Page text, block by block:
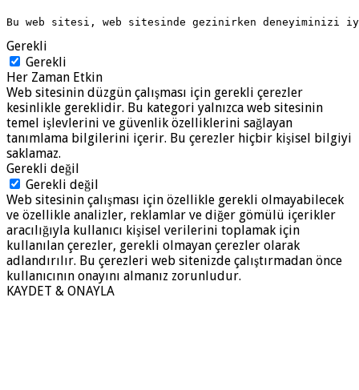
Bu web sitesi, web sitesinde gezinirken deneyiminizi
Gerekli
Gerekli
Her Zaman Etkin
Web sitesinin düzgün çalışması için gerekli çerezler
kesinlikle gereklidir. Bu kategori yalnızca web sitesinin
temel işlevlerini ve güvenlik özelliklerini sağlayan
tanımlama bilgilerini içerir. Bu çerezler hiçbir kişisel bilgiyi
saklamaz.
Gerekli değil
Gerekli değil
Web sitesinin çalışması için özellikle gerekli olmayabilecek
ve özellikle analizler, reklamlar ve diğer gömülü içerikler
aracılığıyla kullanıcı kişisel verilerini toplamak için
kullanılan çerezler, gerekli olmayan çerezler olarak
adlandırılır. Bu çerezleri web sitenizde çalıştırmadan önce
kullanıcının onayını almanız zorunludur.
KAYDET & ONAYLA